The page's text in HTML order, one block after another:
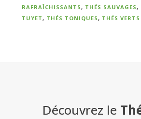
sommes-
nous
books
LĨNH
XANH
RAFRAÎCHISSANTS, THÉS SAUVAGES,
TUYET, THÉS TONIQUES, THÉS VERTS
Découvrez le